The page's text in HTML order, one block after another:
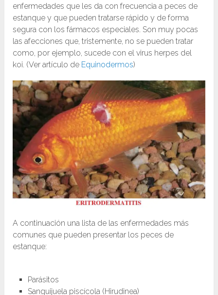
enfermedades que les da con frecuencia a peces de
estanque y que pueden tratarse rápido y de forma
segura con los fármacos especiales. Son muy pocas
las afecciones que, tristemente, no se pueden tratar
como, por ejemplo, sucede con el virus herpes del
koi. (Ver artículo de Equinodermos)
A continuación una lista de las enfermedades más
comunes que pueden presentar los peces de
estanque:
Parásitos
Sanguijuela piscícola (Hirudinea)